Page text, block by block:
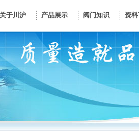
关于川沪 产品展示 阀门知识 资